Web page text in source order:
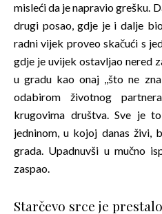
misleći da je napravio grešku.
drugi posao, gdje je i dalje
radni vijek proveo skačući s
gdje je uvijek ostavljao nered
u gradu kao onaj ,,što ne
odabirom životnog
krugovima društva. Sve je
jedninom, u kojoj danas živi,
grada. Upadnuvši u mučno
zaspao.
Starčevo srce je